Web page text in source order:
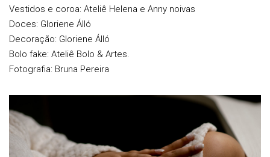
Vestidos e coroa: Ateliê Helena e Anny noivas
Doces: Gloriene Álló
Decoração: Gloriene Álló
Bolo fake: Ateliê Bolo & Artes.
Fotografia: Bruna Pereira